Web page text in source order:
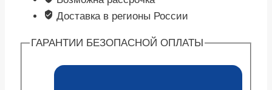
Доставка в регионы России
ГАРАНТИИ БЕЗОПАСНОЙ ОПЛАТЫ